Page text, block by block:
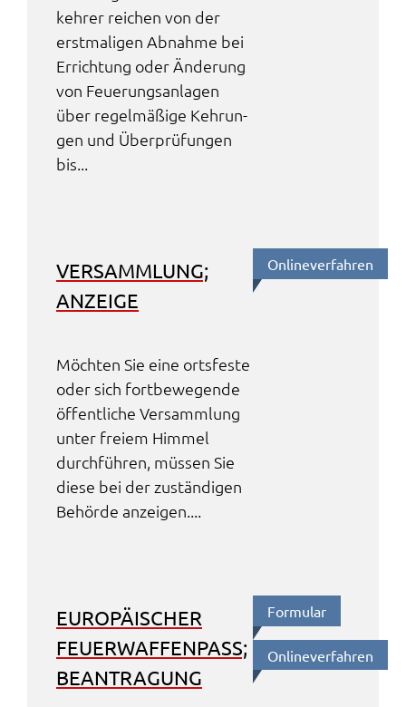
keh­rer reichen von der
erst­ma­li­gen Abnah­me bei
Errich­tung oder Ände­rung
von Feue­rungs­an­la­gen
über regel­mä­ßi­ge Kehrun­
gen und Über­prü­fun­gen
bis...
VERSAMM­LUNG;
ANZEI­GE
Möch­ten Sie eine orts­fes­te
oder sich fort­be­we­gen­de
öffent­li­che Versamm­lung
unter frei­em Himmel
durch­füh­ren, müssen Sie
diese bei der zustän­di­gen
Behör­de anzei­gen....
Online­ver­fah­ren
EURO­PÄI­SCHER
FEUER­WAF­FEN­PASS;
BEAN­TRA­GUNG
Formu­lar
Online­ver­fah­ren